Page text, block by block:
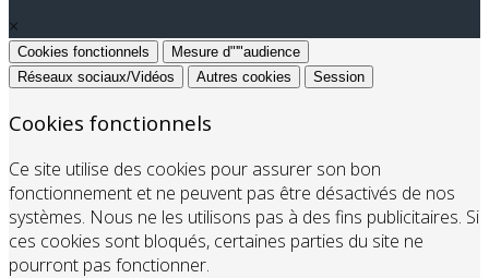
×
Cookies fonctionnels
Mesure d"'"audience
Réseaux sociaux/Vidéos
Autres cookies Session
Cookies fonctionnels
Ce site utilise des cookies pour assurer son bon
fonctionnement et ne peuvent pas être désactivés de nos
systèmes. Nous ne les utilisons pas à des fins publicitaires. Si
ces cookies sont bloqués, certaines parties du site ne
pourront pas fonctionner.